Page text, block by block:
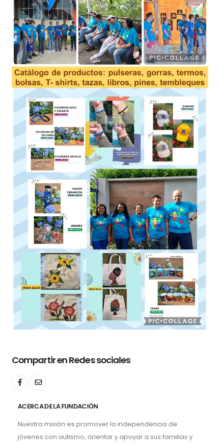
Compartir en Redes sociales
ACERCA DE LA FUNDACIÓN
Nuestra misión es promover la independencia de
jóvenes con autismo, orientar y apoyar a sus familias y